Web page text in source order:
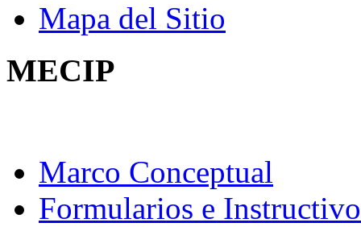
Mapa del Sitio
MECIP
Marco Conceptual
Formularios e